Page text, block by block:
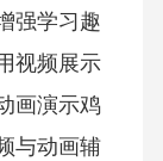
强学习趣
视频展示
画演示鸡
与动画辅